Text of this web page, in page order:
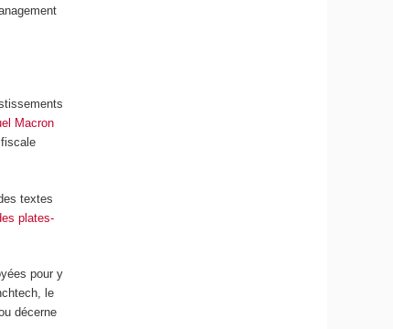
Macron
textes
plates-
pour y
le
décerne